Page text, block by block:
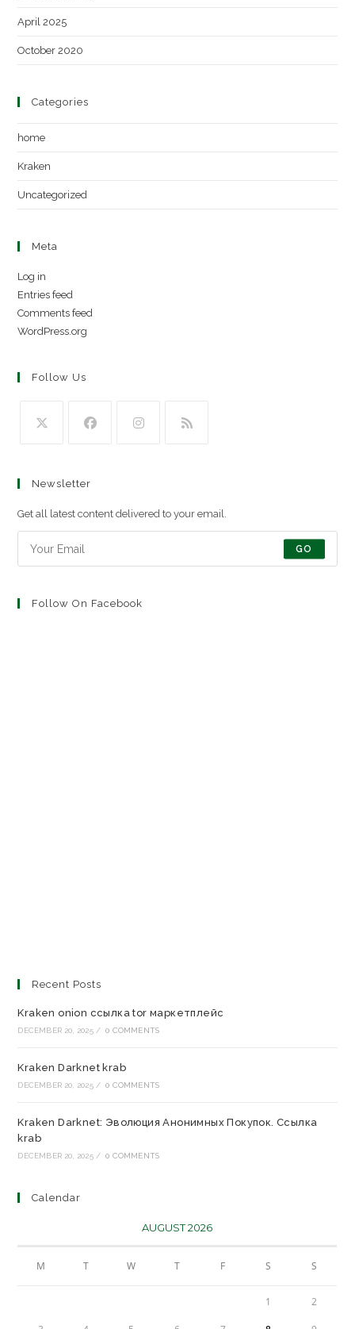
April 2025
October 2020
Categories
home
Kraken
Uncategorized
Meta
Log in
Entries feed
Comments feed
WordPress.org
Follow Us
Newsletter
Get all latest content delivered to your email.
GO
Follow On Facebook
Recent Posts
Kraken onion ссылка tor маркетплейс
DECEMBER 20, 2025 / 0 COMMENTS
Kraken Darknet krab
DECEMBER 20, 2025 / 0 COMMENTS
Kraken Darknet: Эволюция Анонимных Покупок. Ссылка
krab
DECEMBER 20, 2025 / 0 COMMENTS
Calendar
AUGUST 2026
M T W T F S S
1 2